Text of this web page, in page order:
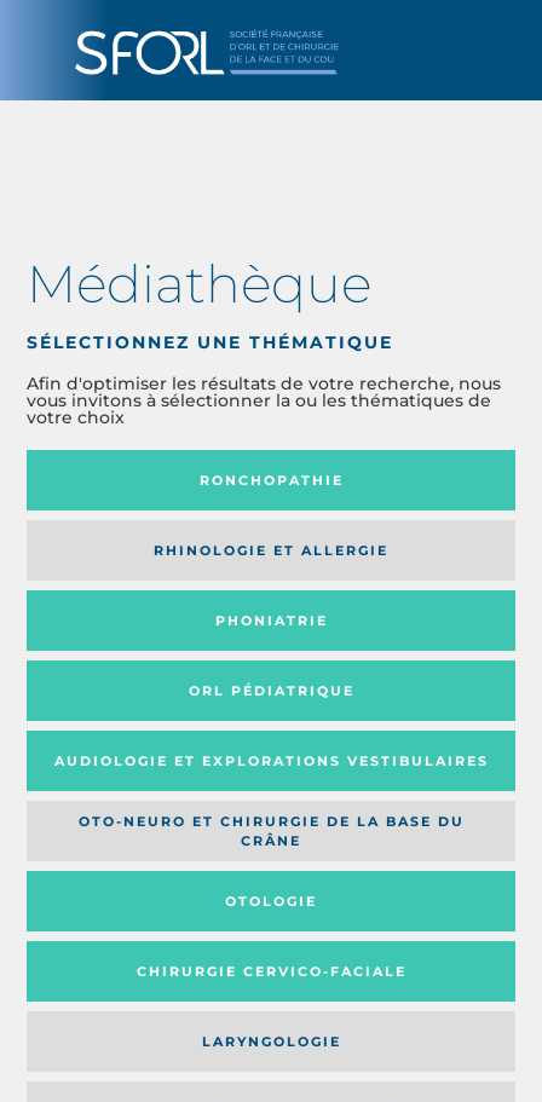
Médiathèque
SÉLECTIONNEZ UNE THÉMATIQUE
Afin d'optimiser les résultats de votre recherche, nous
vous invitons à sélectionner la ou les thématiques de
votre choix
RONCHOPATHIE
RHINOLOGIE ET ALLERGIE
PHONIATRIE
ORL PÉDIATRIQUE
AUDIOLOGIE ET EXPLORATIONS VESTIBULAIRES
OTO-NEURO ET CHIRURGIE DE LA BASE DU
CRÂNE
OTOLOGIE
CHIRURGIE CERVICO-FACIALE
LARYNGOLOGIE